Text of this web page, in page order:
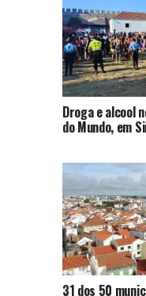
Droga e alcool
do Mundo, em
31 dos 50